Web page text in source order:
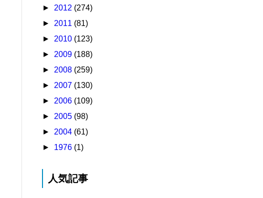
► 2012 (274)
► 2011 (81)
► 2010 (123)
► 2009 (188)
► 2008 (259)
► 2007 (130)
► 2006 (109)
► 2005 (98)
► 2004 (61)
► 1976 (1)
人気記事